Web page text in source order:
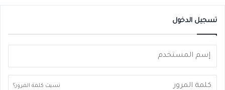
تسجيل الدخول
نسيت كلمة المرور؟